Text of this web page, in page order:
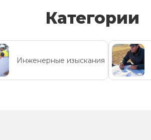
Категории
Инженерные изыскания